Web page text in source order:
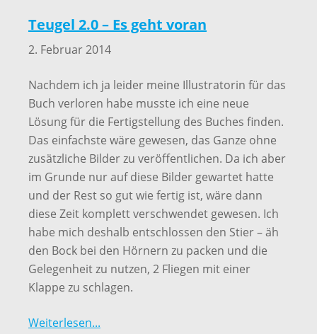
Teugel 2.0 – Es geht voran
2. Februar 2014
Nachdem ich ja leider meine Illustratorin für das
Buch verloren habe musste ich eine neue
Lösung für die Fertigstellung des Buches finden.
Das einfachste wäre gewesen, das Ganze ohne
zusätzliche Bilder zu veröffentlichen. Da ich aber
im Grunde nur auf diese Bilder gewartet hatte
und der Rest so gut wie fertig ist, wäre dann
diese Zeit komplett verschwendet gewesen. Ich
habe mich deshalb entschlossen den Stier – äh
den Bock bei den Hörnern zu packen und die
Gelegenheit zu nutzen, 2 Fliegen mit einer
Klappe zu schlagen.
Weiterlesen...